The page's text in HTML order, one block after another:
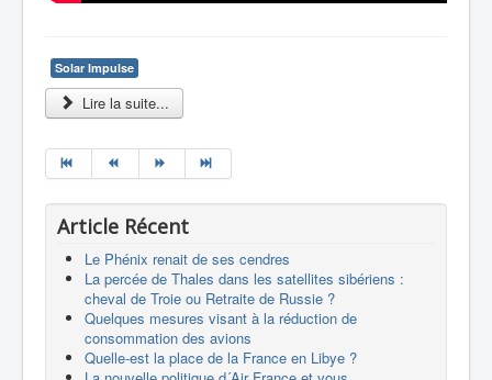
Solar Impulse
Lire la suite...
Article Récent
Le Phénix renait de ses cendres
La percée de Thales dans les satellites sibériens :
cheval de Troie ou Retraite de Russie ?
Quelques mesures visant à la réduction de
consommation des avions
Quelle-est la place de la France en Libye ?